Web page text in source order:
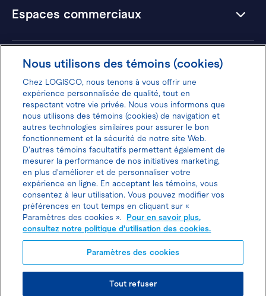
Joindre l’agent de location
Espaces commerciaux
Hôtels
Donnez votre avis pour gagner 100$
Politique d'utilisation des cookies
Politique de protection des
renseignements personnels
Nous utilisons des témoins (cookies)
Chez LOGISCO, nous tenons à vous offrir une
expérience personnalisée de qualité, tout en
respectant votre vie privée. Nous vous informons que
nous utilisons des témoins (cookies) de navigation et
autres technologies similaires pour assurer le bon
fonctionnement et la sécurité de notre site Web.
D'autres témoins facultatifs permettent également de
mesurer la performance de nos initiatives marketing,
en plus d'améliorer et de personnaliser votre
expérience en ligne. En acceptant les témoins, vous
consentez à leur utilisation. Vous pouvez modifier vos
préférences en tout temps en cliquant sur «
Paramètres des cookies ».
Pour en savoir plus,
consultez notre politique d'utilisation des cookies.
Paramètres des cookies
Tout refuser